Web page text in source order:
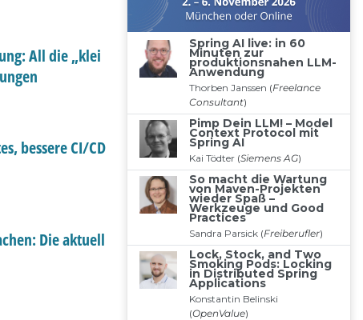
All die „klei
bessere CI/CD
Die aktuell